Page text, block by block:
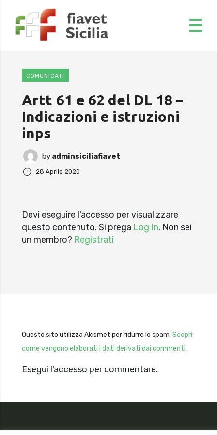
COMUNICATI
Artt 61 e 62 del DL 18 –
Indicazioni e istruzioni
inps
by adminsiciliafiavet
28 Aprile 2020
Devi eseguire l'accesso per visualizzare
questo contenuto. Si prega Log In. Non sei
un membro? Registrati
Esegui l'accesso per commentare.
Questo sito utilizza Akismet per ridurre lo spam. Scopri
come vengono elaborati i dati derivati dai commenti.